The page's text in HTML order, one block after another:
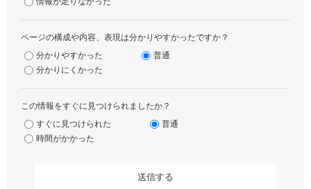
ページの構成や内容、表現は分かりやすかったですか？
分かりやすかった
普通
分かりにくかった
この情報をすぐに見つけられましたか？
すぐに見つけられた
普通
時間がかかった